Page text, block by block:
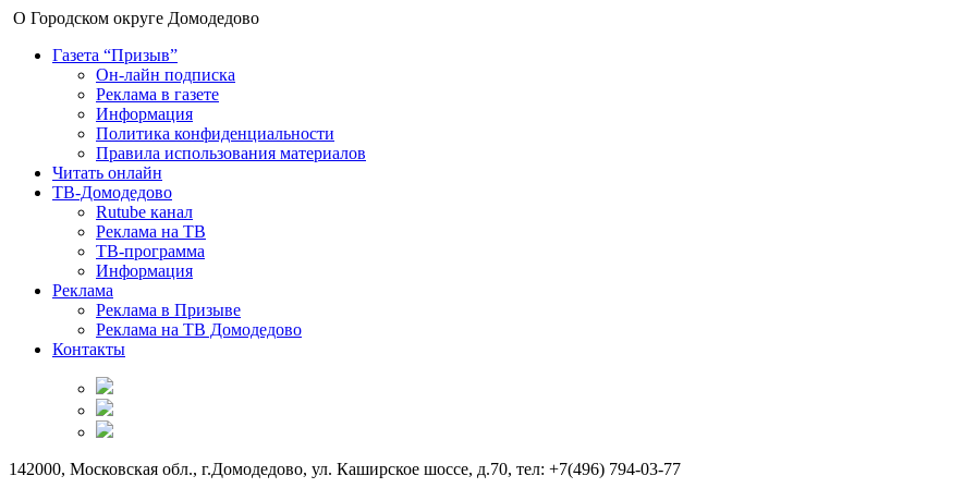
О Городском округе Домодедово
Газета “Призыв”
Он-лайн подписка
Реклама в газете
Информация
Политика конфиденциальности
Правила использования материалов
Читать онлайн
ТВ-Домодедово
Rutube канал
Реклама на ТВ
ТВ-программа
Информация
Реклама
Реклама в Призыве
Реклама на ТВ Домодедово
Контакты
142000, Московская обл., г.Домодедово, ул. Каширское шоссе, д.70, тел: +7(496) 794-03-77